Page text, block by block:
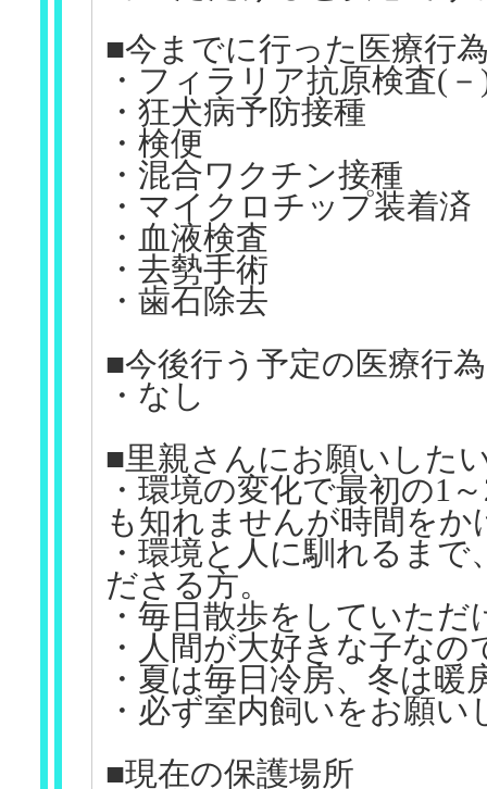
■今までに行った医療行
・フィラリア抗原検査(
・狂犬病予防接種
・検便
・混合ワクチン接種
・マイクロチップ装着済
・血液検査
・去勢手術
・歯石除去
■今後行う予定の医療行為
・なし
■里親さんにお願いした
・環境の変化で最初の1
も知れませんが時間を
・環境と人に馴れるま
ださる方。
・毎日散歩をしていただ
・人間が大好きな子な
・夏は毎日冷房、冬は
・必ず室内飼いをお願
■現在の保護場所